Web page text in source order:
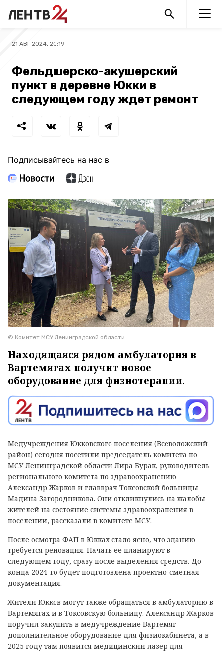
21 АВГ 2024, 20:19
Фельдшерско-акушерский
пункт в деревне Юкки в
следующем году ждет ремонт
Подписывайтесь на нас в
© Комитет МСУ Ленинградской области
Находящаяся рядом амбулатория в
Вартемягах получит новое
оборудование для физиотерапии.
Медучреждения Юкковского поселения (Всеволожский
район) сегодня посетили председатель комитета по
МСУ Ленинградской области Лира Бурак, руководитель
регионального комитета по здравоохранению
Александр Жарков и главврач Токсовской больницы
Мадина Загородникова. Они откликнулись на жалобы
жителей на состояние системы здравоохранения в
поселении, рассказали в комитете МСУ.
После осмотра ФАП в Юкках стало ясно, что зданию
требуется реновация. Начать ее планируют в
следующем году, сразу после выделения средств. До
конца 2024-го будет подготовлена проектно-сметная
документация.
Жители Юкков могут также обращаться в амбулаторию в
Вартемягах и в Токсовскую больницу. Александр Жарков
поручил закупить в медучреждение Вартемяг
дополнительное оборудование для физиокабинета, а в
2025 году там появится медицинский лазер для